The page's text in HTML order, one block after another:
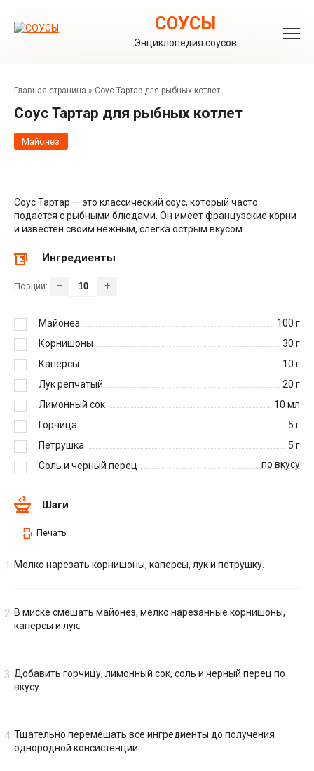
контенту
СОУСЫ
Энциклопедия соусов
Главная страница » Соус Тартар для рыбных котлет
Соус Тартар для рыбных котлет
Майонез
Соус Тартар — это классический соус, который часто
подается с рыбными блюдами. Он имеет французские корни
и известен своим нежным, слегка острым вкусом.
Ингредиенты
Порции: – +
Майонез 100 г
Корнишоны
30 г
Каперсы
10 г
Лук репчатый
20 г
Лимонный сок
10 мл
Горчица
5 г
Петрушка
5 г
Соль и черный перец
по вкусу
Шаги
Печать
Мелко нарезать корнишоны, каперсы, лук и петрушку.
В миске смешать майонез, мелко нарезанные корнишоны,
каперсы и лук.
Добавить горчицу, лимонный сок, соль и черный перец по
вкусу.
Тщательно перемешать все ингредиенты до получения
однородной консистенции.